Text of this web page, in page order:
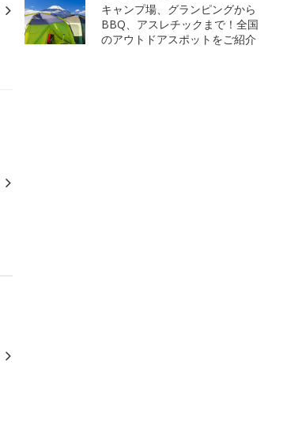
キャンプ場、グランピングから
BBQ、アスレチックまで！全国
のアウトドアスポットをご紹介